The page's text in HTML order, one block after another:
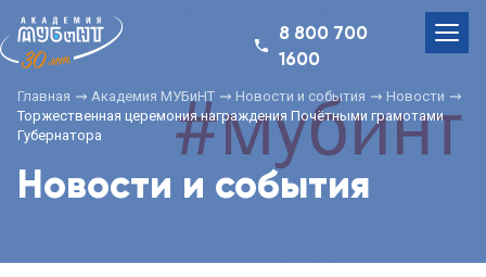
8 800 700
1600
Главная Академия МУБиНТ Новости и события
Новости
Торжественная церемония награждения Почётными грамотами
Губернатора
Новости и события